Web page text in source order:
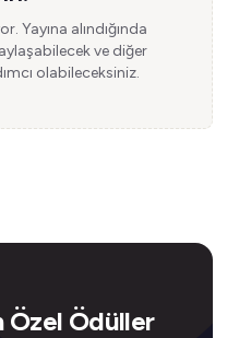
Yayına alındığında
ve diğer
olabileceksiniz.
Özel Ödüller